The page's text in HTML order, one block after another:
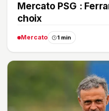
Mercato PSG :
choix
Mercato 1 min